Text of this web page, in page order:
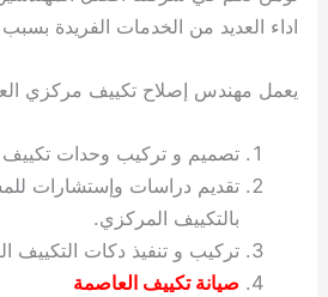
اداء العديد من الخدمات الفريدة بسبب
يعمل مهندس إصلاح تكييف مركزي
تصميم و تركيب وحدات
تقديم دراسات وإستشارات
بالتكييف المركزي.
تركيب و تنفيذ دكات التكييف
صيانة تكييف العاصمة